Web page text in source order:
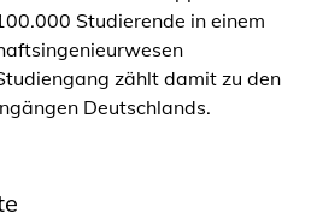
Studierende in einem
zählt damit zu den
Deutschlands.